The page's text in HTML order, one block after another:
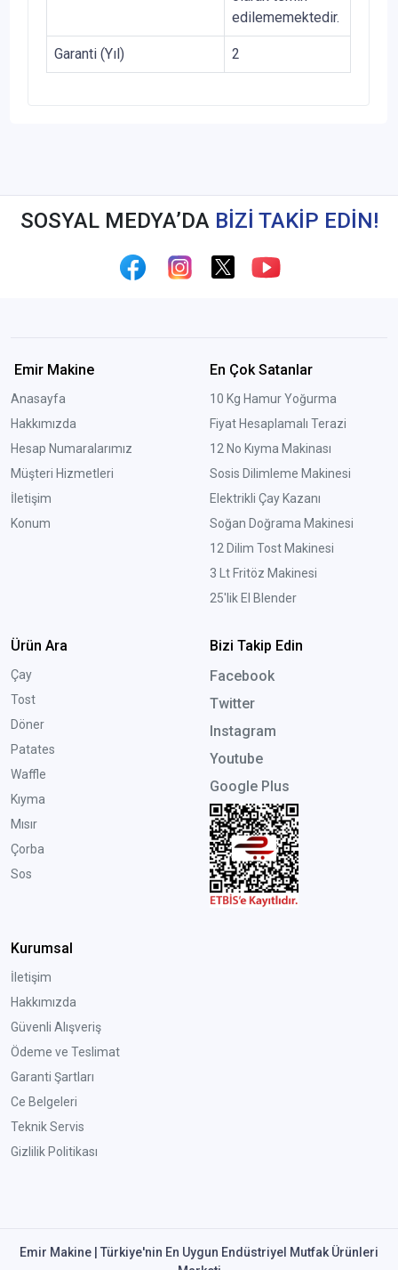
edilememektedir.
Garanti (Yıl) 2
SOSYAL MEDYA’DA BİZİ TAKİP EDİN!
Emir Makine
Anasayfa
Hakkımızda
Hesap Numaralarımız
Müşteri Hizmetleri
İletişim
Konum
En Çok Satanlar
10 Kg Hamur Yoğurma
Fiyat Hesaplamalı Terazi
12 No Kıyma Makinası
Sosis Dilimleme Makinesi
Elektrikli Çay Kazanı
Soğan Doğrama Makinesi
12 Dilim Tost Makinesi
3 Lt Fritöz Makinesi
25'lik El Blender
Ürün Ara
Çay
Tost
Döner
Patates
Waffle
Kıyma
Mısır
Çorba
Sos
Bizi Takip Edin
Facebook
Twitter
Instagram
Youtube
Google Plus
Kurumsal
İletişim
Hakkımızda
Güvenli Alışveriş
Ödeme ve Teslimat
Garanti Şartları
Ce Belgeleri
Teknik Servis
Gizlilik Politikası
Emir Makine | Türkiye'nin En Uygun Endüstriyel Mutfak Ürünleri